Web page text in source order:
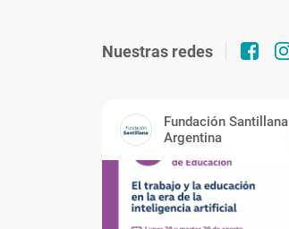
Nuestras redes
Fundación Santillana
Argentina